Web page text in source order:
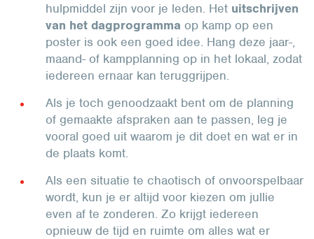
hulpmiddel zijn voor je leden. Het uitschrijven
van het dagprogramma op kamp op een
poster is ook een goed idee. Hang deze jaar-,
maand- of kampplanning op in het lokaal, zodat
iedereen ernaar kan teruggrijpen.
Als je toch genoodzaakt bent om de planning
of gemaakte afspraken aan te passen, leg je
vooral goed uit waarom je dit doet en wat er in
de plaats komt.
Als een situatie te chaotisch of onvoorspelbaar
wordt, kun je er altijd voor kiezen om jullie
even af te zonderen. Zo krijgt iedereen
opnieuw de tijd en ruimte om alles wat er